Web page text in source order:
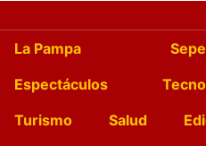
La Pampa
Espectáculos
Turismo
Salud